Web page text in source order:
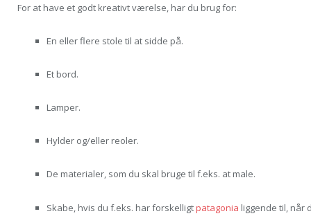
For at have et godt kreativt værelse, har du brug for:
En eller flere stole til at sidde på.
Et bord.
Lamper.
Hylder og/eller reoler.
De materialer, som du skal bruge til f.eks. at male.
Skabe, hvis du f.eks. har forskelligtpatagonia liggende til, når